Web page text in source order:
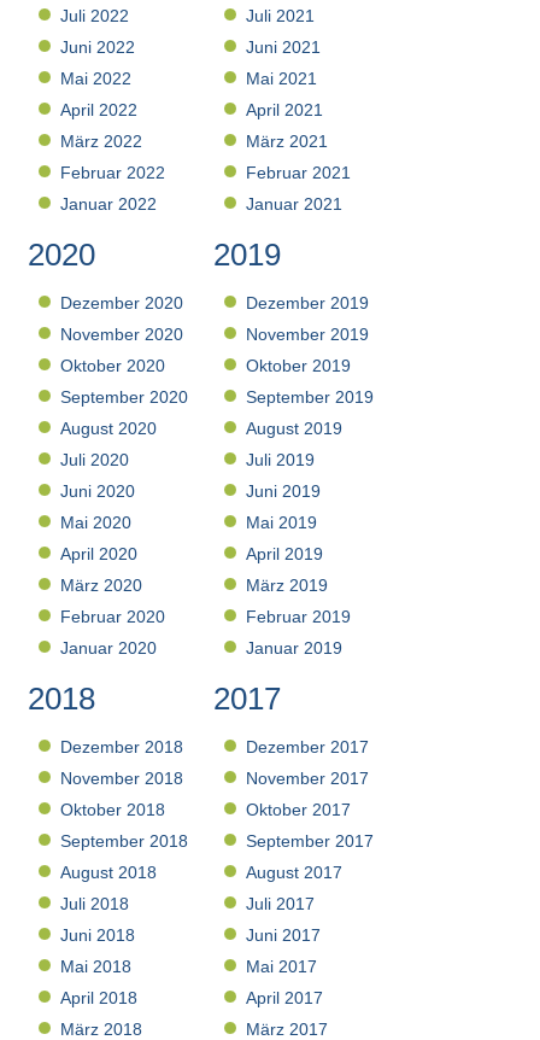
Juli 2022
Juni 2022
Mai 2022
April 2022
März 2022
Februar 2022
Januar 2022
Juli 2021
Juni 2021
Mai 2021
April 2021
März 2021
Februar 2021
Januar 2021
2020
Dezember 2020
November 2020
Oktober 2020
September 2020
August 2020
Juli 2020
Juni 2020
Mai 2020
April 2020
März 2020
Februar 2020
Januar 2020
2019
Dezember 2019
November 2019
Oktober 2019
September 2019
August 2019
Juli 2019
Juni 2019
Mai 2019
April 2019
März 2019
Februar 2019
Januar 2019
2018
Dezember 2018
November 2018
Oktober 2018
September 2018
August 2018
Juli 2018
Juni 2018
Mai 2018
April 2018
März 2018
2017
Dezember 2017
November 2017
Oktober 2017
September 2017
August 2017
Juli 2017
Juni 2017
Mai 2017
April 2017
März 2017